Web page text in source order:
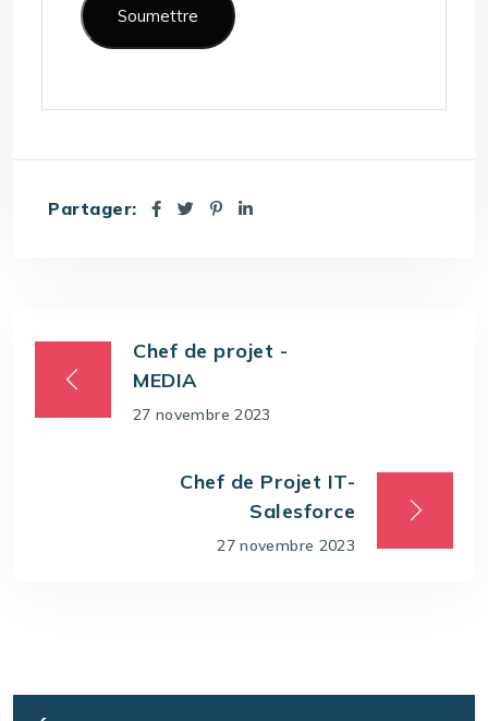
Partager:
Chef de projet -
MEDIA
27 novembre 2023
Chef de Projet IT-
Salesforce
27 novembre 2023